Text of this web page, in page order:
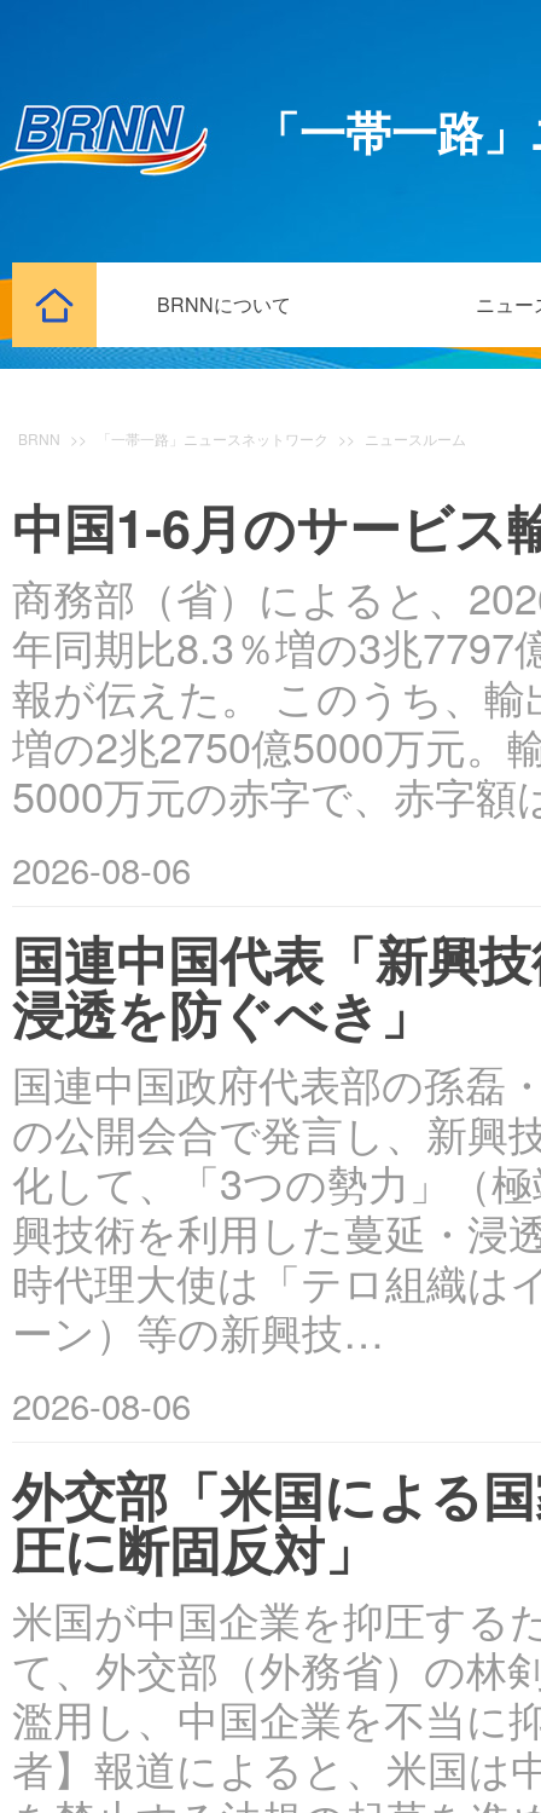
「一帯一路
BRNNについて ニュー
BRNN >> 「一帯一路」ニュースネットワーク >> ニュースルーム
中国1-6月のサービス
商務部（省）によると、
年同期比8.3％増の3兆7797
報が伝えた。 このうち、
増の2兆2750億5000万元。
5000万元の赤字で、赤字
2026-08-06
国連中国代表「新興
浸透を防ぐべき」
国連中国政府代表部の孫磊
の公開会合で発言し、新興
化して、「3つの勢力」（
興技術を利用した蔓延・浸
時代理大使は「テロ組織は
ーン）等の新興技…
2026-08-06
外交部「米国による
圧に断固反対」
米国が中国企業を抑圧する
て、外交部（外務省）の林
濫用し、中国企業を不当に
者】報道によると、米国は